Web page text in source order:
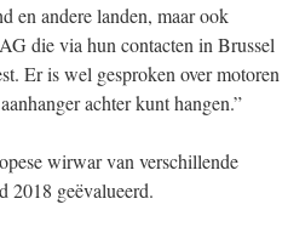
en andere landen, maar ook
die via hun contacten in Brussel
Er is wel gesproken over motoren
achter kunt hangen.”
wirwar van verschillende
2018 geëvalueerd.